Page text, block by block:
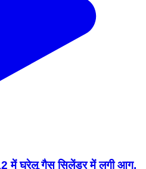
में घरेलू गैस सिलेंडर में लगी आग,